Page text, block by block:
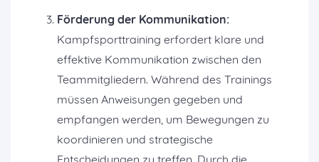
Förderung der Kommunikation:
Kampfsporttraining erfordert klare und
effektive Kommunikation zwischen den
Teammitgliedern. Während des Trainings
müssen Anweisungen gegeben und
empfangen werden, um Bewegungen zu
koordinieren und strategische
Entscheidungen zu treffen. Durch die